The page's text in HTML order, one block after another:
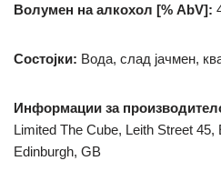
Волумен на алкохол [% AbV]:
Состојки: Вода, слад јачмен,
Информации за
Limited The Cube, Leith Street 45,
Edinburgh, GB